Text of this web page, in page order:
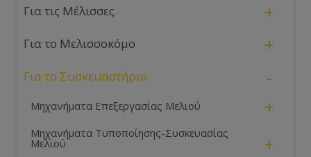
Για τις Μέλισσες +
Για το Μελισσοκόμο +
Για το Συσκευαστήριο -
Μηχανήματα Επεξεργασίας Μελιού +
Μηχανήματα Τυποποίησης-Συσκευασίας
Μελιού +